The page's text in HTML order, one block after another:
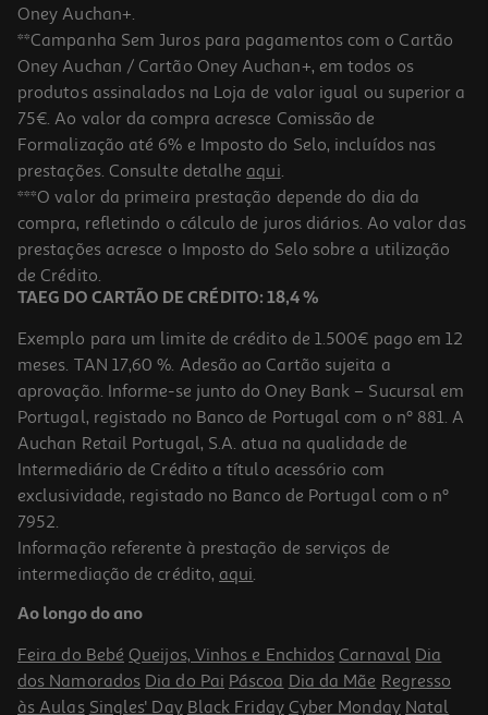
-10%
Livro O Nome Da Rosa De Umberto Eco
22.5 €/un
25,00 € PVP de editor
22,50 €
-10%
Livro Metade Da Idade Dele Jennette Mccurdy
16.97 €/un
PVP de editor
16,97 €
Oney Auchan+.
**Campanha Sem Juros para pagamentos com o Cartão
Oney Auchan / Cartão Oney Auchan+, em todos os
produtos assinalados na Loja de valor igual ou superior a
75€. Ao valor da compra acresce Comissão de
Formalização até 6% e Imposto do Selo, incluídos nas
prestações. Consulte detalhe aqui.
***O valor da primeira prestação depende do dia da
compra, refletindo o cálculo de juros diários. Ao valor das
prestações acresce o Imposto do Selo sobre a utilização
de Crédito.
TAEG DO CARTÃO DE CRÉDITO: 18,4 %
Exemplo para um limite de crédito de 1.500€ pago em 12
meses. TAN 17,60 %. Adesão ao Cartão sujeita a
aprovação. Informe-se junto do Oney Bank – Sucursal em
Portugal, registado no Banco de Portugal com o nº 881. A
Auchan Retail Portugal, S.A. atua na qualidade de
Intermediário de Crédito a título acessório com
exclusividade, registado no Banco de Portugal com o nº
7952.
Informação referente à prestação de serviços de
intermediação de crédito, aqui.
Ao longo do ano
Feira do Bebé Queijos, Vinhos e Enchidos Carnaval Dia
dos Namorados Dia do Pai Páscoa Dia da Mãe Regresso
às Aulas Singles' Day Black Friday Cyber Monday Natal